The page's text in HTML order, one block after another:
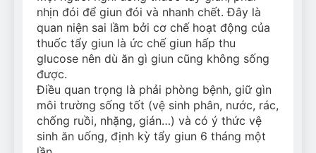
nhịn đói để giun đói và nhanh chết. Đây là
quan niện sai lầm bởi cơ chế hoạt động của
thuốc tẩy giun là ức chế giun hấp thu
glucose nên dù ăn gì giun cũng không sống
được.
Điều quan trọng là phải phòng bệnh, giữ gìn
môi trường sống tốt (vệ sinh phân, nước, rác,
chống ruồi, nhặng, gián…) và có ý thức vệ
sinh ăn uống, định kỳ tẩy giun 6 tháng một